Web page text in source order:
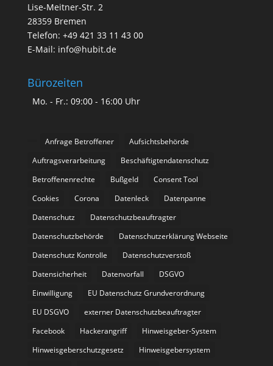
Lise-Meitner-Str. 2
28359 Bremen
Telefon: +49 421 33 11 43 00
E-Mail: info@hubit.de
Bürozeiten
Mo. - Fr.: 09:00 - 16:00 Uhr
Anfrage Betroffener
Aufsichtsbehörde
Auftragsverarbeitung
Beschäftigtendatenschutz
Betroffenenrechte
Bußgeld
Consent Tool
Cookies
Corona Datenleck
Datenpanne
Datenschutz
Datenschutzbeauftragter
Datenschutzbehörde
Datenschutzerklärung Webseite
Datenschutz Kontrolle
Datenschutzverstoß
Datensicherheit
Datenvorfall
DSGVO
Einwilligung
EU Datenschutz Grundverordnung
EU DSGVO
externer Datenschutzbeauftragter
Facebook
Hackerangriff
Hinweisgeber-System
Hinweisgeberschutzgesetz
Hinweisgebersystem